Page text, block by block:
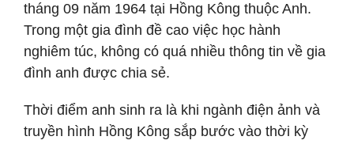
tháng 09 năm 1964 tại Hồng Kông thuộc Anh.
Trong một gia đình đề cao việc học hành
nghiêm túc, không có quá nhiều thông tin về gia
đình anh được chia sẻ.
Thời điểm anh sinh ra là khi ngành điện ảnh và
truyền hình Hồng Kông sắp bước vào thời kỳ